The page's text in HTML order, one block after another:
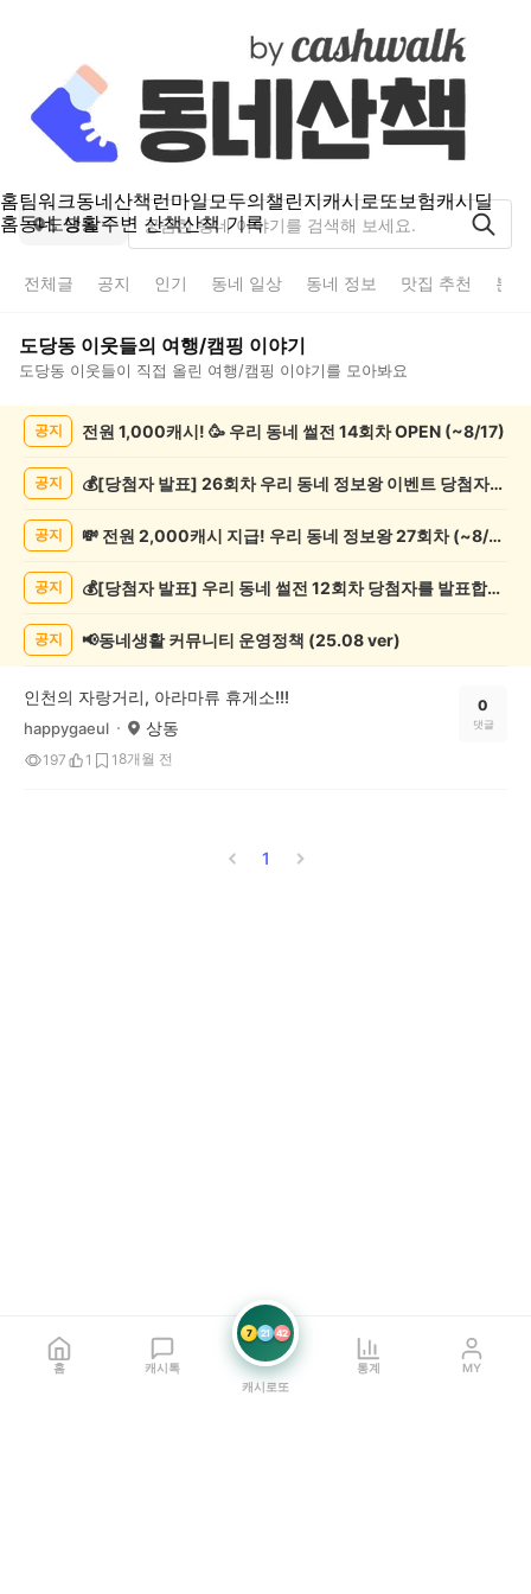
홈팀워크동네산책런마일모두의챌린지캐시로또보험캐시딜
홈동네 생활주변 산책산책 기록
도당동
전체글 공지 인기 동네 일상 동네 정보 맛집 추천 분
도당동 이웃들의 여행/캠핑 이야기
도당동 이웃들이 직접 올린 여행/캠핑 이야기를 모아봐요
록
공지 전원 1,000캐시! 🥳 우리 동네 썰전 14회차 OPEN (~8/17)
공지 💰[당첨자 발표] 26회차 우리 동네 정보왕 이벤트 당첨자를 발표합니다!
공지 💸 전원 2,000캐시 지급! 우리 동네 정보왕 27회차 (~8/10)
공지 💰[당첨자 발표] 우리 동네 썰전 12회차 당첨자를 발표합니다!
공지 📢동네생활 커뮤니티 운영정책 (25.08 ver)
인천의 자랑거리, 아라마류 휴게소!!!
happygaeul 상동
197 1 1 8개월 전
0
댓글
1
홈 캐시톡
7 21 42
캐시로또
통계 MY